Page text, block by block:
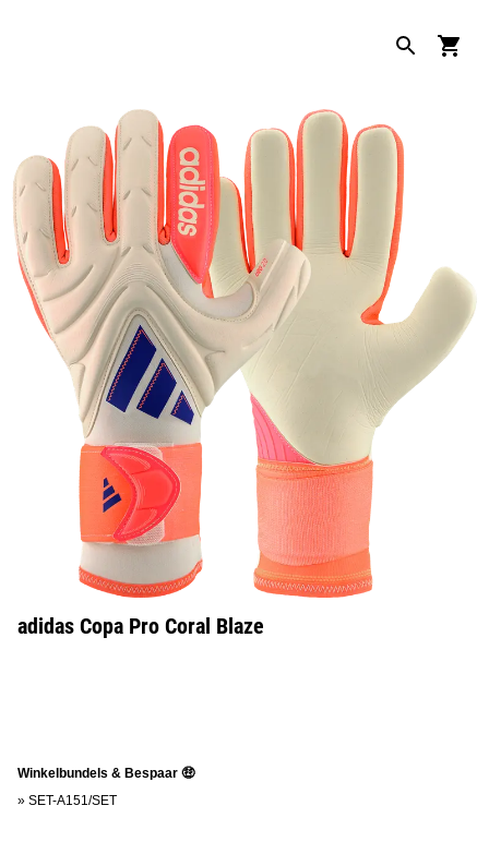
adidas Copa Pro Coral Blaze
Winkelbundels & Bespaar 🤑
» SET-A151/SET